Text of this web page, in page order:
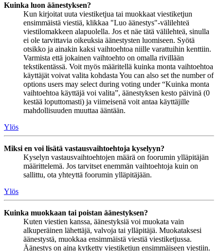
Kuinka luon äänestyksen?
Kun kirjoitat uuta viestiketjua tai muokkaat viestiketjun
ensimmäistä viestiä, klikkaa "Luo äänestys"-välilehteä
viestilomakkeen alapuolella. Jos et näe tätä välilehteä, sinulla
ei ole tarvittavia oikeuksia äänestysten luomiseen. Syötä
otsikko ja ainakin kaksi vaihtoehtoa niille varattuihin kenttiin.
Varmista että jokainen vaihtoehto on omalla rivillään
tekstikentässä. Voit myös määritellä kuinka monta vaihtoehtoa
käyttäjät voivat valita kohdasta You can also set the number of
options users may select during voting under “Kuinka monta
vaihtoehtoa käyttäjä voi valita”, äänestyksen kesto päivinä (0
kestää loputtomasti) ja viimeisenä voit antaa käyttäjille
mahdollisuuden muuttaa ääntään.
Ylös
Miksi en voi lisätä vastausvaihtoehtoja kyselyyn?
Kyselyn vastausvaihtoehtojen määrä on foorumin ylläpitäjän
määrittelemä. Jos tarvitset enemmän vaihtoehtoja kuin on
sallittu, ota yhteyttä foorumin ylläpitäjään.
Ylös
Kuinka muokkaan tai poistan äänestyksen?
Kuten viestien kanssa, äänestyksiä voi muokata vain
alkuperäinen lähettäjä, valvoja tai ylläpitäjä. Muokataksesi
äänestystä, muokkaa ensimmäistä viestiä viestiketjussa.
Äänestys on aina kytketty viestiketjun ensimmäiseen viestiin.